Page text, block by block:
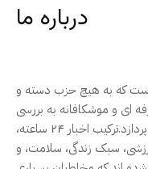
درباره ما
که به هیچ حزب دسته و
ای و موشکافانه به بررسی
مهمترین رویدادهای ایران و خاورمیانه می پردازد.ترکیب اخبار ۲۴ ساعته،
سبک زندگی، سلامت، و